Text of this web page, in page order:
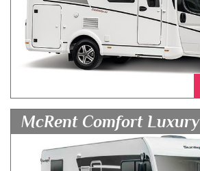
McRent Comfort Luxury